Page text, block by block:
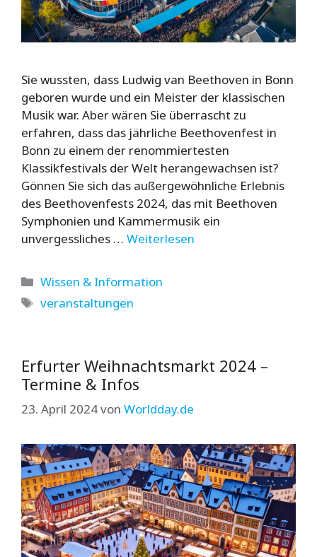
Sie wussten, dass Ludwig van Beethoven in Bonn
geboren wurde und ein Meister der klassischen
Musik war. Aber wären Sie überrascht zu
erfahren, dass das jährliche Beethovenfest in
Bonn zu einem der renommiertesten
Klassikfestivals der Welt herangewachsen ist?
Gönnen Sie sich das außergewöhnliche Erlebnis
des Beethovenfests 2024, das mit Beethoven
Symphonien und Kammermusik ein
unvergessliches … Weiterlesen
Kategorien
Wissen & Information
Schlagwörter
veranstaltungen
Erfurter Weihnachtsmarkt 2024 –
Termine & Infos
23. April 2024von Worldday.de